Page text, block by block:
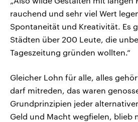
rauchend und sehr viel Wert
Spontaneität und Kreativität. Es
Städten über 200 Leute, die
Tageszeitung gründen wollten.“
Gleicher Lohn für alle, alles
darf mitreden, das waren
Grundprinzipien jeder
Geld und Macht wegfielen, blieb